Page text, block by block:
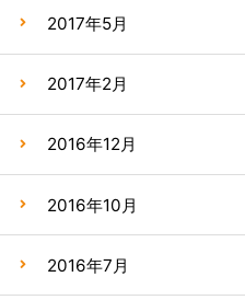
2017年5月
2017年2月
2016年12月
2016年10月
2016年7月